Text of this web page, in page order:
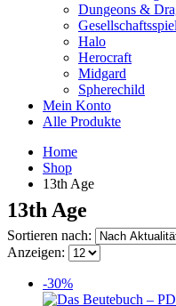
Dungeons &
Halo
Herocraft
Midgard
Spherechild
Mein Konto
Alle Produkte
Home
Shop
13th Age
13th Age
Sortieren nach:
Anzeigen:
-30%